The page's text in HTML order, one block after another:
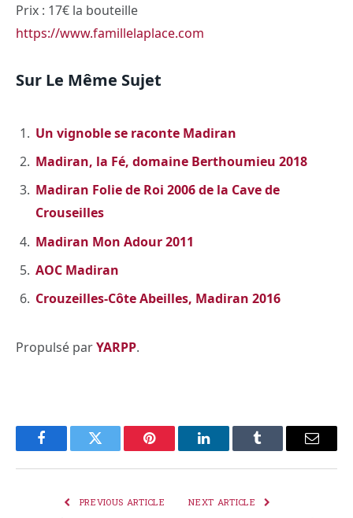
Prix : 17€ la bouteille
https://www.famillelaplace.com
Sur Le Même Sujet
Un vignoble se raconte Madiran
Madiran, la Fé, domaine Berthoumieu 2018
Madiran Folie de Roi 2006 de la Cave de
Crouseilles
Madiran Mon Adour 2011
AOC Madiran
Crouzeilles-Côte Abeilles, Madiran 2016
Propulsé parYARPP.
FacebookTwitter Pinterest LinkedInTumblr Email
PREVIOUS ARTICLE
NEXT ARTICLE